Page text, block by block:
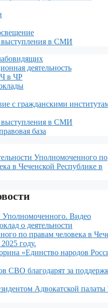
в СМИ
деятельность
в ЧР
с гражданскими
в СМИ
база
Уполномоченного по
в Чеченской Республике в
Видео
о деятельности
по правам человека в
году.
«Единство народов
СВО благодарят за
Адвокатской палаты